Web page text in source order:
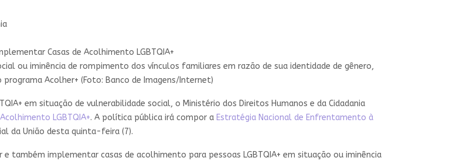
ou iminência de rompimento dos vínculos familiares em razão de sua identidade de gênero,
Acolher+ (Foto: Banco de Imagens/Internet)
em situação de vulnerabilidade social, o Ministério dos Direitos Humanos e da Cidadania
LGBTQIA+. A política pública irá compor a Estratégia Nacional de Enfrentamento à
da União desta quinta-feira (7).
também implementar casas de acolhimento para pessoas LGBTQIA+ em situação ou iminência